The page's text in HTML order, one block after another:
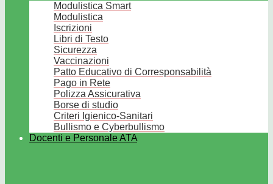
Modulistica Smart
Modulistica
Iscrizioni
Libri di Testo
Sicurezza
Vaccinazioni
Patto Educativo di Corresponsabilità
Pago in Rete
Polizza Assicurativa
Borse di studio
Criteri Igienico-Sanitari
Bullismo e Cyberbullismo
Docenti e Personale ATA